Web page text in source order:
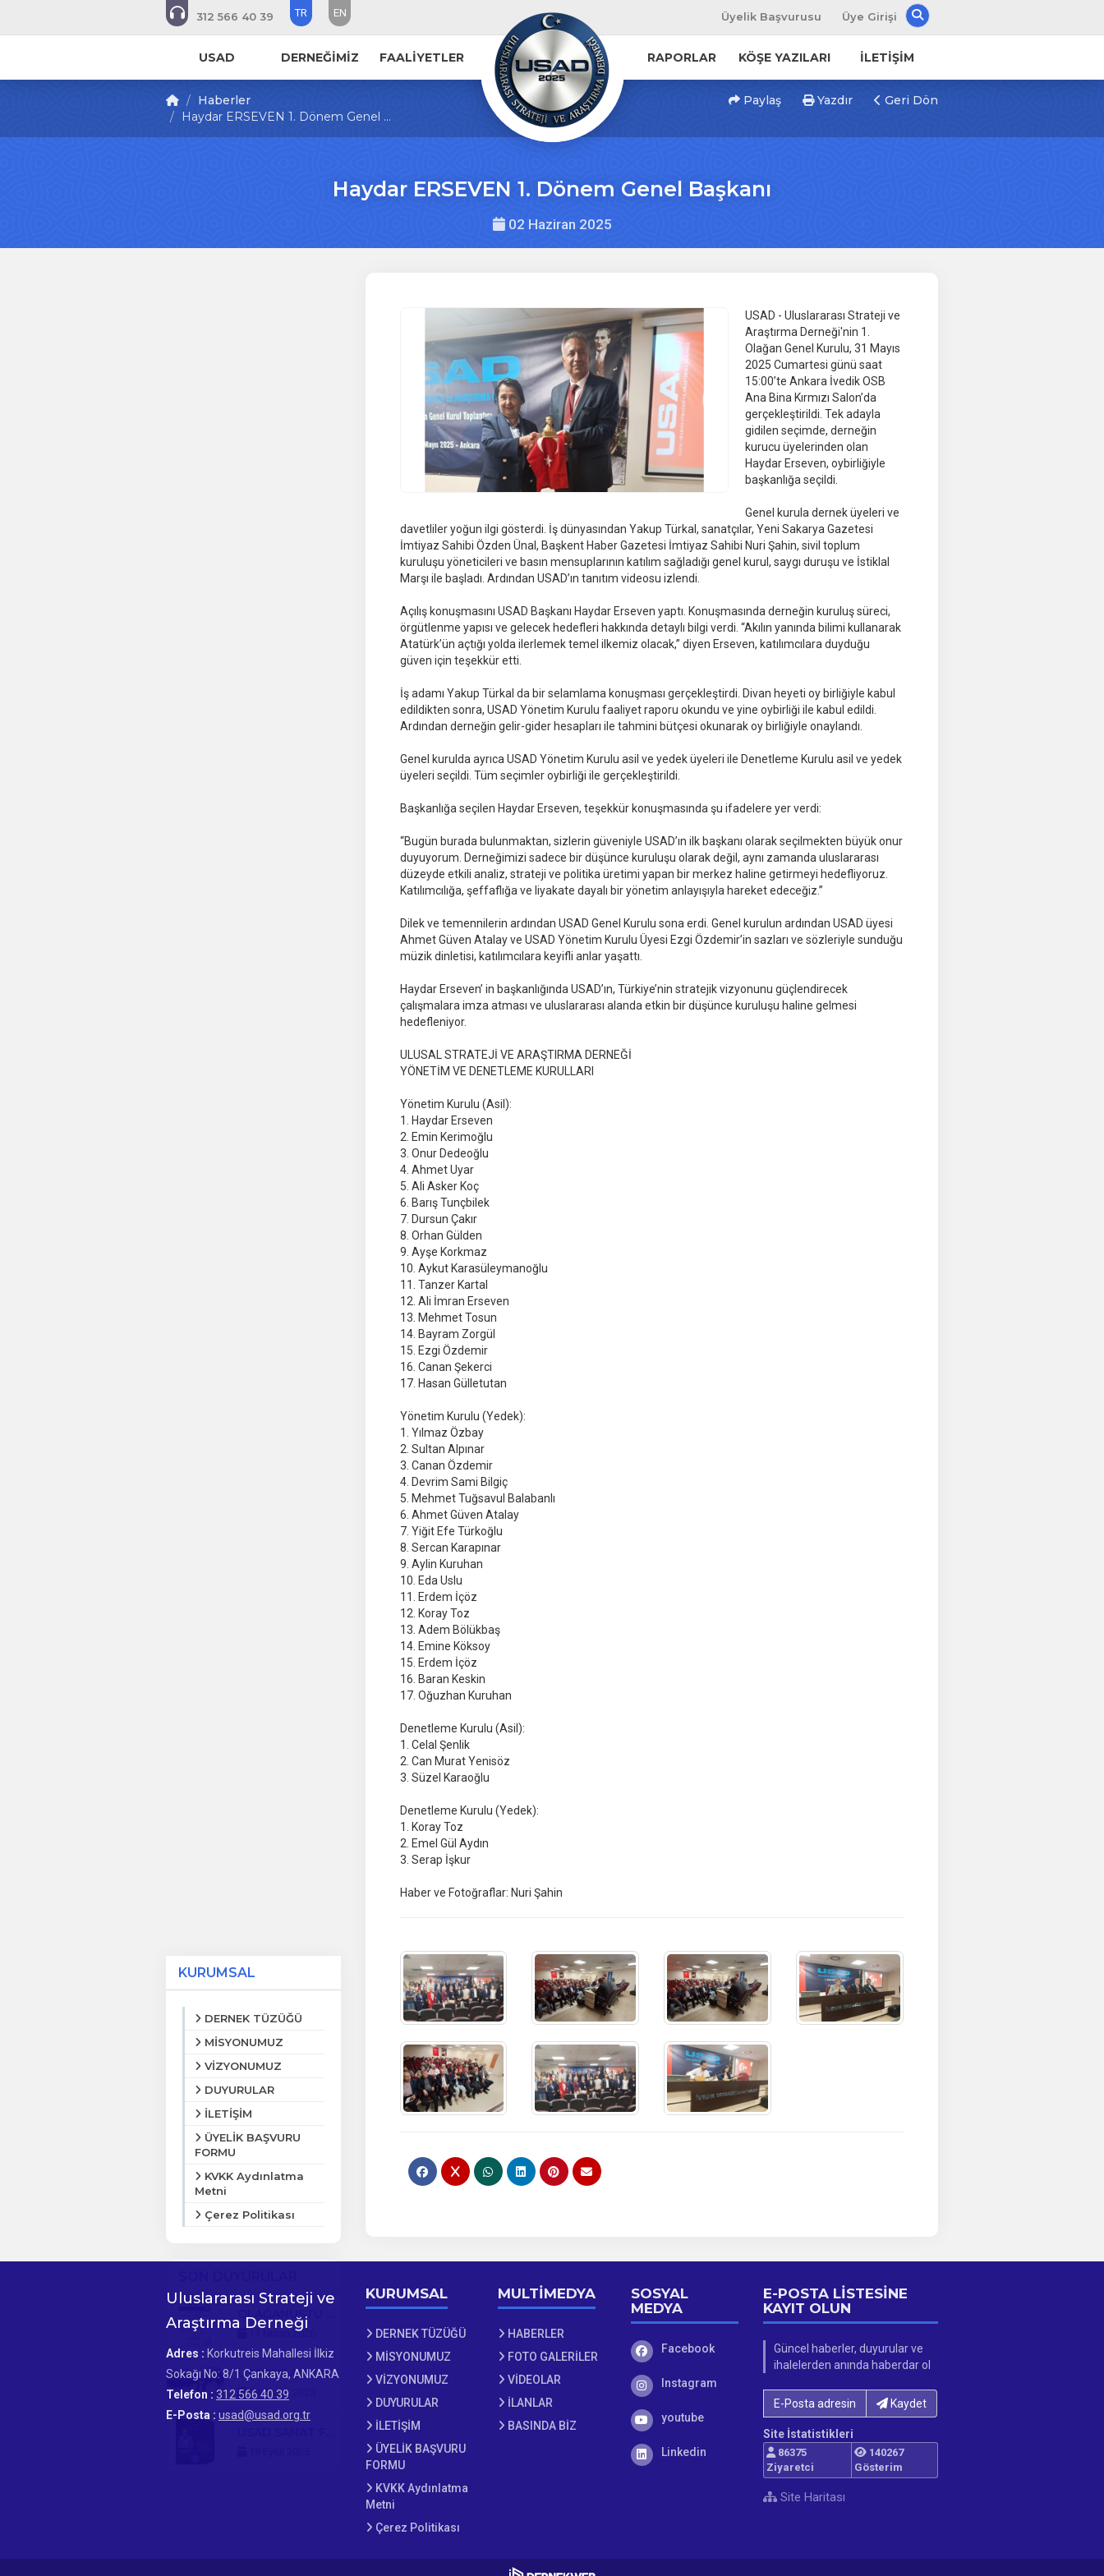
312 566 40 39 TR EN Üyelik Başvurusu Üye Girişi
USAD DERNEĞİMİZ FAALİYETLER RAPORLAR KÖŞE YAZILARI İLETİŞİM
Haberler
Haydar ERSEVEN 1. Dönem Genel ...
Paylaş Yazdır Geri Dön
Haydar ERSEVEN 1. Dönem Genel Başkanı
02 Haziran 2025
KURUMSAL
DERNEK TÜZÜĞÜ
MİSYONUMUZ
VİZYONUMUZ
DUYURULAR
İLETİŞİM
ÜYELİK BAŞVURU
FORMU
KVKK Aydınlatma
Metni
Çerez Politikası
11 Nisan 2026
USAD'IN ANITKABİR ZİYARETİ GERÇEKLEŞTİ
28 Aralık 2025
USAD - Uluslararası Strateji ve
Araştırma Derneği'nin 1.
Olağan Genel Kurulu, 31 Mayıs
2025 Cumartesi günü saat
15:00’te Ankara İvedik OSB
Ana Bina Kırmızı Salon’da
gerçekleştirildi. Tek adayla
gidilen seçimde, derneğin
kurucu üyelerinden olan
Haydar Erseven, oybirliğiyle
başkanlığa seçildi.
Genel kurula dernek üyeleri ve
davetliler yoğun ilgi gösterdi. İş dünyasından Yakup Türkal, sanatçılar, Yeni Sakarya Gazetesi
İmtiyaz Sahibi Özden Ünal, Başkent Haber Gazetesi İmtiyaz Sahibi Nuri Şahin, sivil toplum
kuruluşu yöneticileri ve basın mensuplarının katılım sağladığı genel kurul, saygı duruşu ve İstiklal
Marşı ile başladı. Ardından USAD’ın tanıtım videosu izlendi.
Açılış konuşmasını USAD Başkanı Haydar Erseven yaptı. Konuşmasında derneğin kuruluş süreci,
örgütlenme yapısı ve gelecek hedefleri hakkında detaylı bilgi verdi. “Akılın yanında bilimi kullanarak
Atatürk’ün açtığı yolda ilerlemek temel ilkemiz olacak,” diyen Erseven, katılımcılara duyduğu
güven için teşekkür etti.
İş adamı Yakup Türkal da bir selamlama konuşması gerçekleştirdi. Divan heyeti oy birliğiyle kabul
edildikten sonra, USAD Yönetim Kurulu faaliyet raporu okundu ve yine oybirliği ile kabul edildi.
Ardından derneğin gelir-gider hesapları ile tahmini bütçesi okunarak oy birliğiyle onaylandı.
Genel kurulda ayrıca USAD Yönetim Kurulu asil ve yedek üyeleri ile Denetleme Kurulu asil ve yedek
üyeleri seçildi. Tüm seçimler oybirliği ile gerçekleştirildi.
Başkanlığa seçilen Haydar Erseven, teşekkür konuşmasında şu ifadelere yer verdi:
“Bugün burada bulunmaktan, sizlerin güveniyle USAD’ın ilk başkanı olarak seçilmekten büyük onur
duyuyorum. Derneğimizi sadece bir düşünce kuruluşu olarak değil, aynı zamanda uluslararası
düzeyde etkili analiz, strateji ve politika üretimi yapan bir merkez haline getirmeyi hedefliyoruz.
Katılımcılığa, şeffaflığa ve liyakate dayalı bir yönetim anlayışıyla hareket edeceğiz.”
Dilek ve temennilerin ardından USAD Genel Kurulu sona erdi. Genel kurulun ardından USAD üyesi
Ahmet Güven Atalay ve USAD Yönetim Kurulu Üyesi Ezgi Özdemir’in sazları ve sözleriyle sunduğu
müzik dinletisi, katılımcılara keyifli anlar yaşattı.
Haydar Erseven’ in başkanlığında USAD’ın, Türkiye’nin stratejik vizyonunu güçlendirecek
çalışmalara imza atması ve uluslararası alanda etkin bir düşünce kuruluşu haline gelmesi
hedefleniyor.
ULUSAL STRATEJİ VE ARAŞTIRMA DERNEĞİ
YÖNETİM VE DENETLEME KURULLARI
Yönetim Kurulu (Asil):
1. Haydar Erseven
2. Emin Kerimoğlu
3. Onur Dedeoğlu
4. Ahmet Uyar
5. Ali Asker Koç
6. Barış Tunçbilek
7. Dursun Çakır
8. Orhan Gülden
9. Ayşe Korkmaz
10. Aykut Karasüleymanoğlu
11. Tanzer Kartal
12. Ali İmran Erseven
13. Mehmet Tosun
14. Bayram Zorgül
15. Ezgi Özdemir
16. Canan Şekerci
17. Hasan Gülletutan
Yönetim Kurulu (Yedek):
1. Yılmaz Özbay
2. Sultan Alpınar
3. Canan Özdemir
4. Devrim Sami Bilgiç
5. Mehmet Tuğsavul Balabanlı
6. Ahmet Güven Atalay
7. Yiğit Efe Türkoğlu
8. Sercan Karapınar
9. Aylin Kuruhan
10. Eda Uslu
11. Erdem İçöz
12. Koray Toz
13. Adem Bölükbaş
14. Emine Köksoy
15. Erdem İçöz
16. Baran Keskin
17. Oğuzhan Kuruhan
Denetleme Kurulu (Asil):
1. Celal Şenlik
2. Can Murat Yenisöz
3. Süzel Karaoğlu
Denetleme Kurulu (Yedek):
1. Koray Toz
2. Emel Gül Aydın
3. Serap İşkur
Haber ve Fotoğraflar: Nuri Şahin
Uluslararası Strateji ve
Araştırma Derneği
Adres : Korkutreis Mahallesi İlkiz
Sokağı No: 8/1 Çankaya, ANKARA
Telefon : 312 566 40 39
E-Posta : usad@usad.org.tr
KURUMSAL
DERNEK TÜZÜĞÜ
MİSYONUMUZ
VİZYONUMUZ
DUYURULAR
İLETİŞİM
ÜYELİK BAŞVURU
FORMU
KVKK Aydınlatma
Metni
Çerez Politikası
MULTİMEDYA
HABERLER
FOTO GALERİLER
VİDEOLAR
İLANLAR
BASINDA BİZ
SOSYAL
MEDYA
Facebook
Facebook
Instagram
Instagram
youtube
youtube
Linkedin
Linkedin
E-POSTA LİSTESİNE
KAYIT OLUN
Güncel haberler, duyurular ve
ihalelerden anında haberdar ol
E-Posta adresinizi yazın...Kaydet
Site İstatistikleri
86375
Ziyaretci
140267
Gösterim
Site Haritası